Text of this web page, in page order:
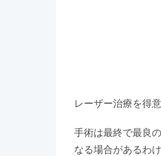
レーザー治療を得
手術は最終で最良
なる場合があるわけ